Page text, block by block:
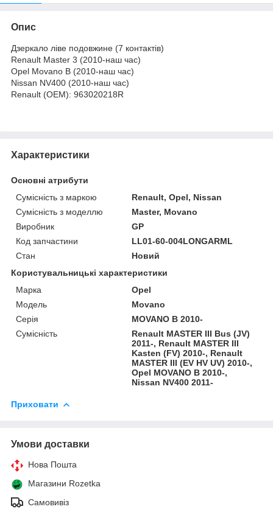
Опис
Дзеркало ліве подовжине (7 контактів)
Renault Master 3 (2010-наш час)
Opel Movano B (2010-наш час)
Nissan NV400 (2010-наш час)
Renault (OEM): 963020218R
Характеристики
Основні атрибути
Сумісність з маркою
Renault, Opel, Nissan
Сумісність з моделлю
Master, Movano
Виробник
GP
Код запчастини
LL01-60-004LONGARML
Стан
Новий
Користувальницькі характеристики
Марка
Opel
Модель
Movano
Серія
MOVANO B 2010-
Сумісність
Renault MASTER III Bus (JV)
2011-, Renault MASTER III
Kasten (FV) 2010-, Renault
MASTER III (EV HV UV) 2010-,
Opel MOVANO B 2010-,
Nissan NV400 2011-
Приховати
Умови доставки
Нова Пошта
Магазини Rozetka
Самовивіз